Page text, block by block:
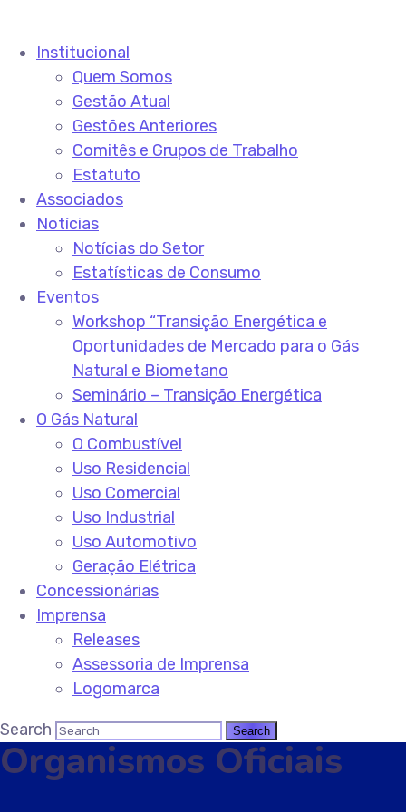
Institucional
Quem Somos
Gestão Atual
Gestões Anteriores
Comitês e Grupos de Trabalho
Estatuto
Associados
Notícias
Notícias do Setor
Estatísticas de Consumo
Eventos
Workshop “Transição Energética e
Oportunidades de Mercado para o Gás
Natural e Biometano
Seminário – Transição Energética
O Gás Natural
O Combustível
Uso Residencial
Uso Comercial
Uso Industrial
Uso Automotivo
Geração Elétrica
Concessionárias
Imprensa
Releases
Assessoria de Imprensa
Logomarca
Search
Organismos Oficiais